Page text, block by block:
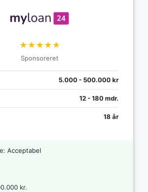
★★★★★
Sponsoreret
5.000 - 500.000 kr
12 - 180 mdr.
18 år
Acceptabel
kr.